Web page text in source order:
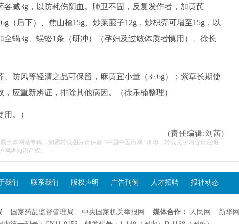
减3g，以防耗伤阴血。肺卫不固，反复发作者，加黄芪
（后下）、焦山楂15g、炒莱菔子12g，炒枳壳可增至15g，以
蝎3g、蜈蚣1条（研冲）（孕妇及过敏体质者慎用）、徐长
防风等轻清之品可保留，麻黄宜小量（3~6g）；紫草长期使
应重新辨证，排除其他病因。（徐乐楠整理）
。）
(责任编辑:刘茜)
于本网站专稿，如需转载图片请保留 “中国中医药网” 水印，转载文字内容请注明
络知识产权。
我们 联系我们 版权声明 广告刊例 人才招聘 报社动态
国家药品监督管理局 中央国家机关举报网 媒体合作： 人民网 新华网